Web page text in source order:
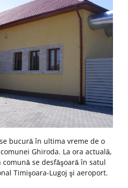
bucură în ultima vreme de o
Ghiroda. La ora actuală,
se desfăşoară în satul
Timişoara-Lugoj şi aeroport.